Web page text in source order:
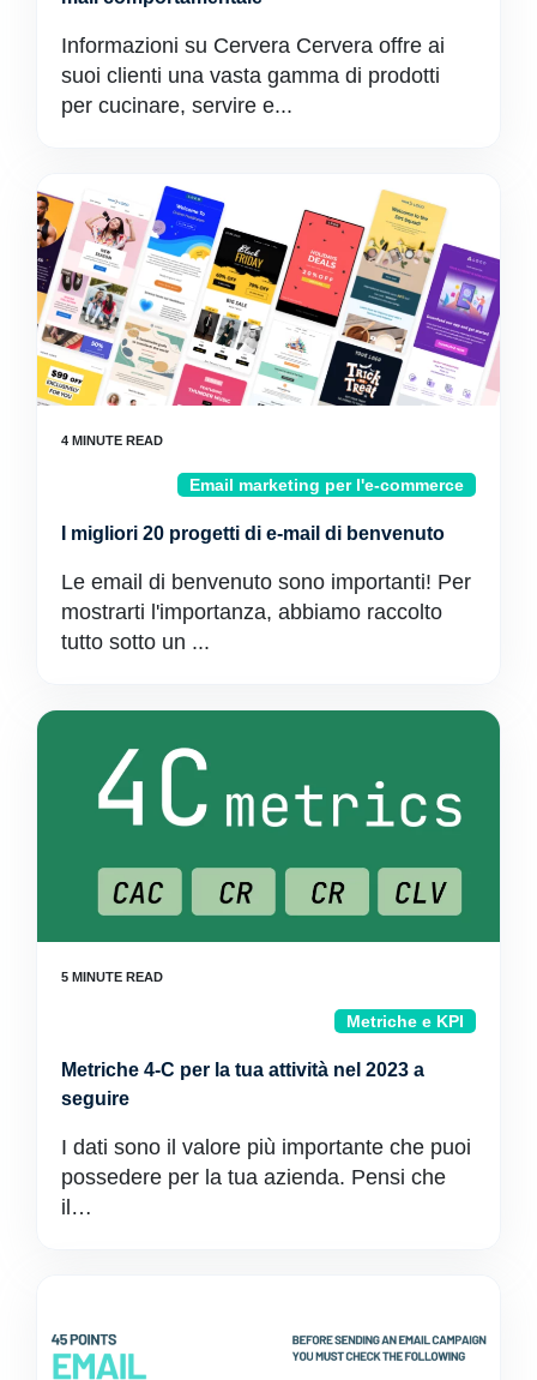
Informazioni su Cervera Cervera offre ai
suoi clienti una vasta gamma di prodotti
per cucinare, servire e...
Email marketing per l'e-commerce
I migliori 20 progetti di e-mail di benvenuto
Le email di benvenuto sono importanti! Per
mostrarti l'importanza, abbiamo raccolto
tutto sotto un ...
Metriche e KPI
Metriche 4-C per la tua attività nel 2023 a
seguire
I dati sono il valore più importante che puoi
possedere per la tua azienda. Pensi che
il…